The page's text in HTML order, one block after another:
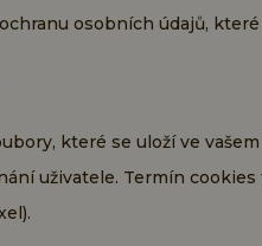
osobních údajů,
které se uloží ve
uživatele. Termín